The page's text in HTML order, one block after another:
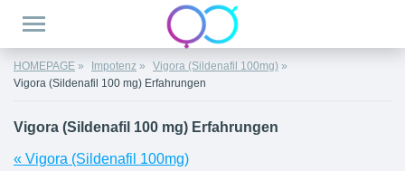
HOMEPAGE Impotenz
Vigora (Sildenafil 100mg)
Vigora (Sildenafil 100 mg) Erfahrungen
Vigora (Sildenafil 100 mg) Erfahrungen
« Vigora (Sildenafil 100mg)